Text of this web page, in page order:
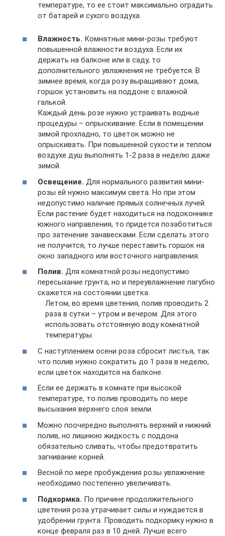
температуре, то ее стоит максимально оградить
от батарей и сухого воздуха.
Влажность. Комнатные мини-розы требуют
повышенной влажности воздуха. Если их
держать на балконе или в саду, то
дополнительного увлажнения не требуется. В
зимнее время, когда розу выращивают дома,
горшок установить на поддоне с влажной
галькой.
Каждый день розе нужно устраивать водные
процедуры – опрыскивание. Если в помещении
зимой прохладно, то цветок можно не
опрыскивать. При повышенной сухости и теплом
воздухе душ выполнять 1-2 раза в неделю даже
зимой.
Освещение. Для нормального развития мини-
розы ей нужно максимум света. Но при этом
недопустимо наличие прямых солнечных лучей.
Если растение будет находиться на подоконнике
южного направления, то придется позаботиться
про затенение занавесками. Если сделать этого
не получится, то лучше переставить горшок на
окно западного или восточного направления.
Полив. Для комнатной розы недопустимо
пересыхание грунта, но и переувлажнение пагубно
скажется на состоянии цветка.
Летом, во время цветения, полив проводить 2
раза в сутки – утром и вечером. Для этого
использовать отстоянную воду комнатной
температуры.
С наступлением осени роза сбросит листья, так
что полив нужно сократить до 1 раза в неделю,
если цветок находится на балконе.
Если ее держать в комнате при высокой
температуре, то полив проводить по мере
высыхания верхнего слоя земли.
Можно поочередно выполнять верхний и нижний
полив, но лишнюю жидкость с поддона
обязательно сливать, чтобы предотвратить
загнивание корней.
Весной по мере пробуждения розы увлажнение
необходимо постепенно увеличивать.
Подкормка. По причине продолжительного
цветения роза утрачивает силы и нуждается в
удобрении грунта. Проводить подкормку нужно в
конце февраля раз в 10 дней. Лучше всего